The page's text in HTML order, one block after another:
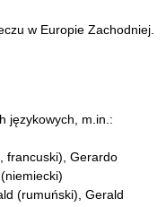
w Europie Zachodniej.
językowych, m.in.:
francuski), Gerardo
(rumuński), Gerald